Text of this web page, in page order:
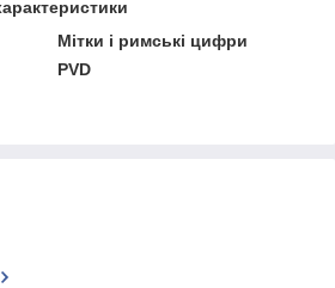
Мітки і римські цифри
PVD